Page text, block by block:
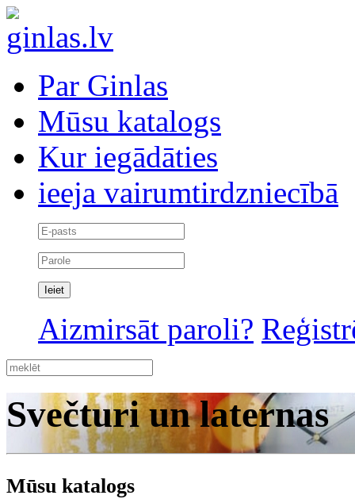
Par Ginlas
Mūsu katalogs
Kur iegādāties
ieeja vairumtirdzniecībā
Aizmirsāt paroli?
Svečturi un laternas
Mūsu katalogs